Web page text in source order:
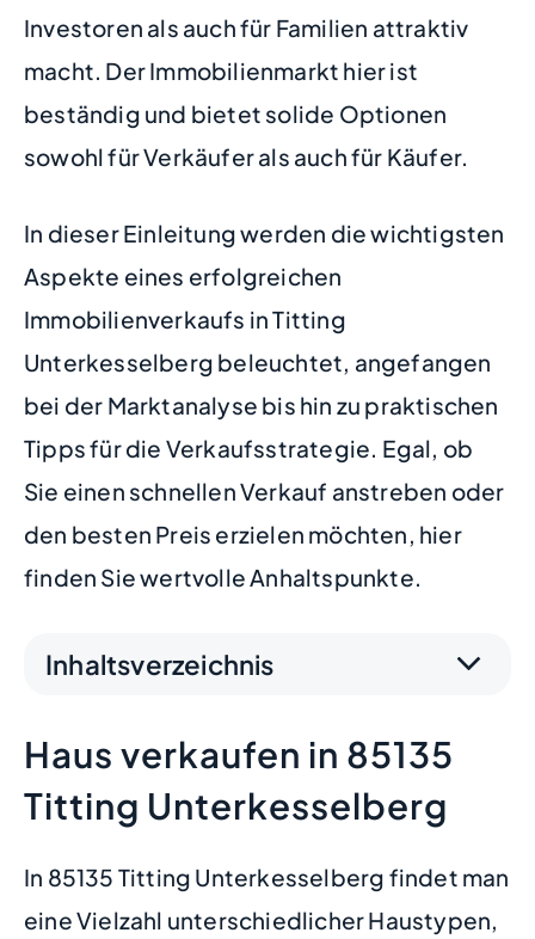
Investoren als auch für Familien attraktiv
macht. Der Immobilienmarkt hier ist
beständig und bietet solide Optionen
sowohl für Verkäufer als auch für Käufer.
In dieser Einleitung werden die wichtigsten
Aspekte eines erfolgreichen
Immobilienverkaufs in Titting
Unterkesselberg beleuchtet, angefangen
bei der Marktanalyse bis hin zu praktischen
Tipps für die Verkaufsstrategie. Egal, ob
Sie einen schnellen Verkauf anstreben oder
den besten Preis erzielen möchten, hier
finden Sie wertvolle Anhaltspunkte.
Inhaltsverzeichnis
Haus verkaufen in 85135
Titting Unterkesselberg
In 85135 Titting Unterkesselberg findet man
eine Vielzahl unterschiedlicher Haustypen,